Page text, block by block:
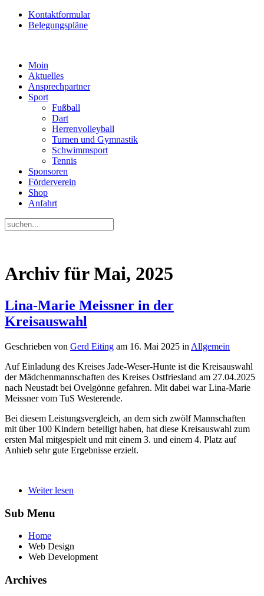
Kontaktformular
Belegungspläne
Moin
Aktuelles
Ansprechpartner
Sport
Fußball
Dart
Herrenvolleyball
Turnen und Gymnastik
Schwimmsport
Tennis
Sponsoren
Förderverein
Shop
Anfahrt
Archiv für Mai, 2025
Lina-Marie Meissner in der
Kreisauswahl
Geschrieben von Gerd Eiting am 16. Mai 2025 in Allgemein
Auf Einladung des Kreises Jade-Weser-Hunte ist die Kreisauswahl
der Mädchenmannschaften des Kreises Ostfriesland am 27.04.2025
nach Neustadt bei Ovelgönne gefahren. Mit dabei war Lina-Marie
Meissner vom TuS Westerende.
Bei diesem Leistungsvergleich, an dem sich zwölf Mannschaften
mit über 100 Kindern beteiligt haben, hat diese Kreisauswahl zum
ersten Mal mitgespielt und mit einem 3. und einem 4. Platz auf
Anhieb sehr gute Ergebnisse erzielt.
Weiter lesen
Sub Menu
Home
Web Design
Web Development
Archives